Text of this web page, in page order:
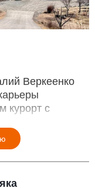
Веркеенко
курорт с